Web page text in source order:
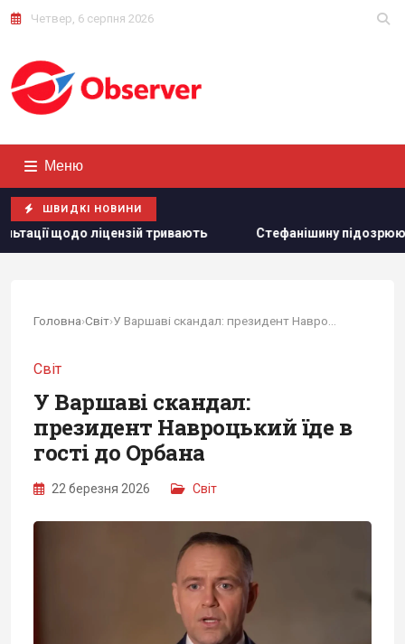
Четвер, 6 серпня 2026
Меню
ШВИДКІ НОВИНИ
тривають Стефанішину підозрюють в незаконному
Головна›Світ›
Світ
У Варшаві скандал:
президент Навроцький їде в
гості до Орбана
22 березня 2026 Світ